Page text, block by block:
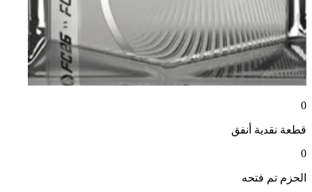
0
قطعة نقدية أنفق
0
الحزم تم فتحه